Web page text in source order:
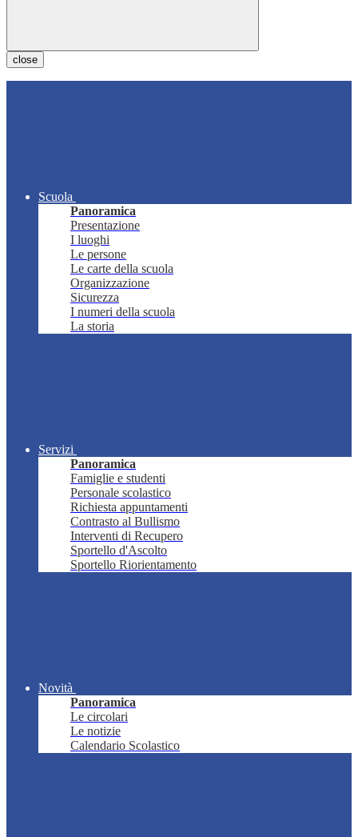
close
Scuola
Panoramica
Presentazione
I luoghi
Le persone
Le carte della scuola
Organizzazione
Sicurezza
I numeri della scuola
La storia
Servizi
Panoramica
Famiglie e studenti
Personale scolastico
Richiesta appuntamenti
Contrasto al Bullismo
Interventi di Recupero
Sportello d'Ascolto
Sportello Riorientamento
Novità
Panoramica
Le circolari
Le notizie
Calendario Scolastico